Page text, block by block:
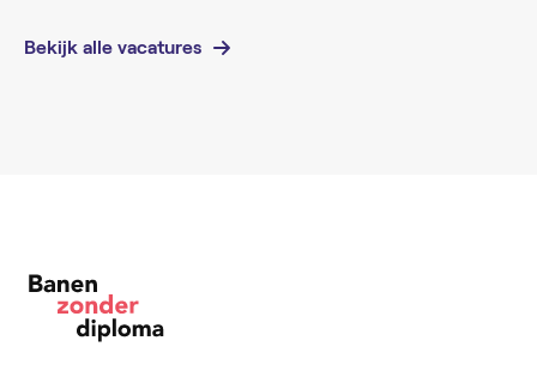
Bekijk alle vacatures